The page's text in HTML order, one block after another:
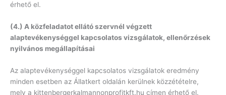
érhető el.
(4.) A közfeladatot ellátó szervnél végzett
alaptevékenységgel kapcsolatos vizsgálatok, ellenőrzések
nyilvános megállapításai
Az alaptevékenységgel kapcsolatos vizsgálatok eredmény
minden esetben az Állatkert oldalán kerülnek közzétételre,
mely a kittenbergerkalmannonprofitkft.hu címen érhető el.